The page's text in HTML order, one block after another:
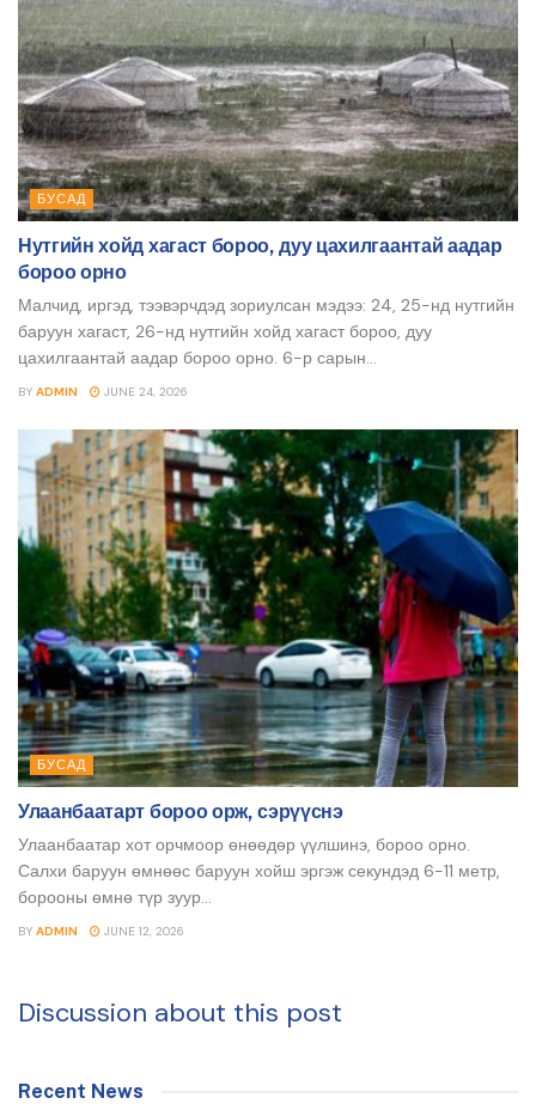
БУСАД
Нутгийн хойд хагаст бороо, дуу цахилгаантай аадар
бороо орно
Малчид, иргэд, тээвэрчдэд зориулсан мэдээ: 24, 25-нд нутгийн
баруун хагаст, 26-нд нутгийн хойд хагаст бороо, дуу
цахилгаантай аадар бороо орно. 6-р сарын...
BY ADMIN JUNE 24, 2026
БУСАД
Улаанбаатарт бороо орж, сэрүүснэ
Улаанбаатар хот орчмоор өнөөдөр үүлшинэ, бороо орно.
Салхи баруун өмнөөс баруун хойш эргэж секундэд 6-11 метр,
борооны өмнө түр зуур...
BY ADMIN JUNE 12, 2026
Discussion about this post
Recent News